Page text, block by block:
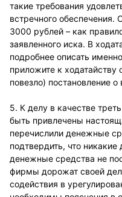
такие требования
встречного
3000 рублей – как
заявленного иска. В
подробнее описать
приложите к ходатайству
повезло) постановление
5. К делу в качестве
быть привлечены
перечислили денежные
подтвердить, что
денежные средства не
фирмы дорожат своей
содействия в